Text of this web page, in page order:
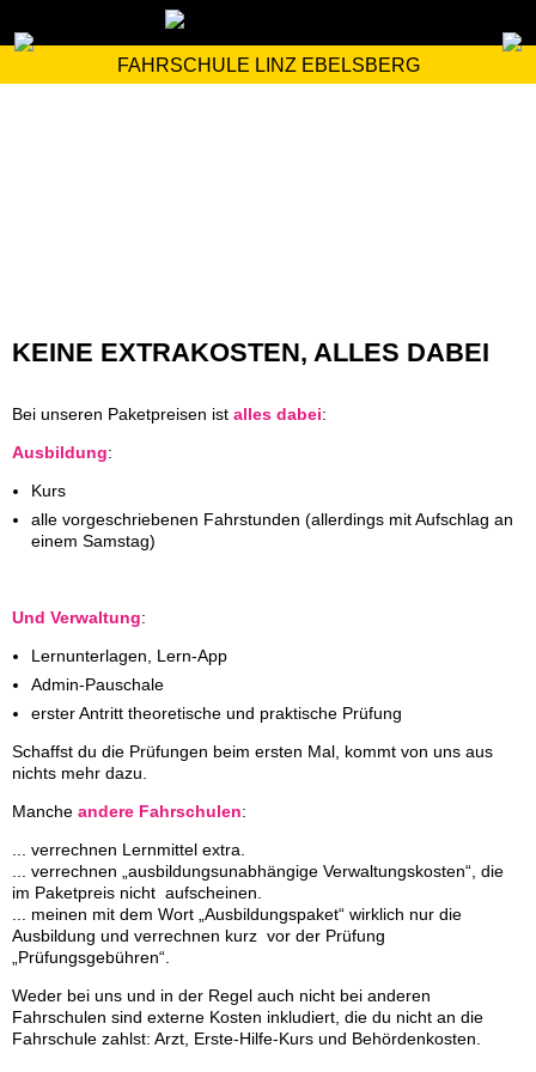
FAHRSCHULE LINZ EBELSBERG
KEINE EXTRAKOSTEN, ALLES DABEI
Bei unseren Paketpreisen ist alles dabei:
Ausbildung:
Kurs
alle vorgeschriebenen Fahrstunden (allerdings mit Aufschlag an
einem Samstag)
Und Verwaltung:
Lernunterlagen, Lern-App
Admin-Pauschale
erster Antritt theoretische und praktische Prüfung
Schaffst du die Prüfungen beim ersten Mal, kommt von uns aus
nichts mehr dazu.
Manche andere Fahrschulen:
... verrechnen Lernmittel extra.
... verrechnen „ausbildungsunabhängige Verwaltungskosten“, die
im Paketpreis nicht aufscheinen.
... meinen mit dem Wort „Ausbildungspaket“ wirklich nur die
Ausbildung und verrechnen kurz vor der Prüfung
„Prüfungsgebühren“.
Weder bei uns und in der Regel auch nicht bei anderen
Fahrschulen sind externe Kosten inkludiert, die du nicht an die
Fahrschule zahlst: Arzt, Erste-Hilfe-Kurs und Behördenkosten.